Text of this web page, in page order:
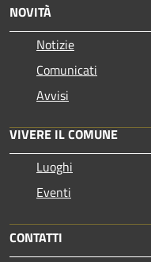
NOVITÀ
Notizie
Comunicati
Avvisi
VIVERE IL COMUNE
Luoghi
Eventi
CONTATTI